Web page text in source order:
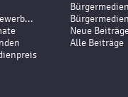
Neue
Alle Beiträge